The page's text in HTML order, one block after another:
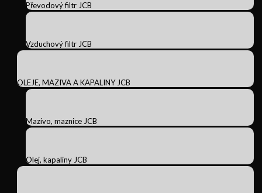
Převodový filtr JCB
Vzduchový filtr JCB
OLEJE, MAZIVA A KAPALINY JCB
Mazivo, maznice JCB
Olej, kapaliny JCB